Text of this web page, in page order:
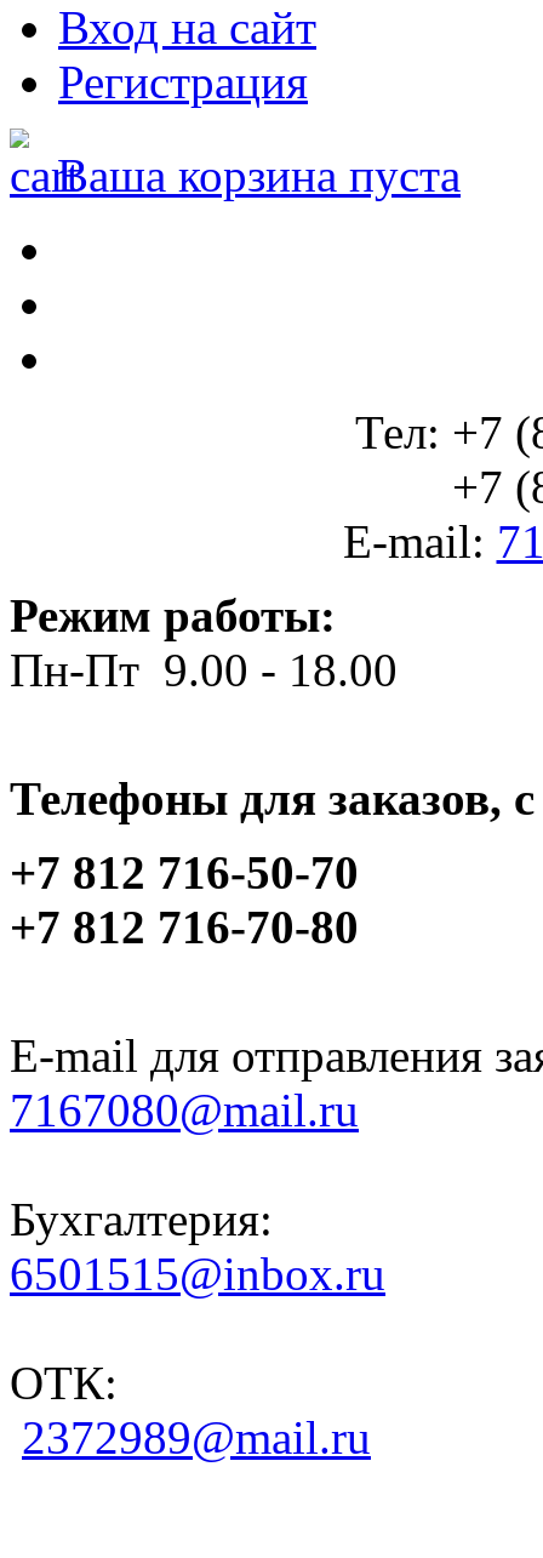
Вход на сайт
Регистрация
Ваша корзина пуста
Тел: +7
+7
E-mail:
Режим работы:
Пн-Пт 9.00 - 18.00
Телефоны для заказов,
+7 812 716-50-70
+7 812 716-70-80
E-mail для отправления
7167080@mail.ru
Бухгалтерия:
6501515@inbox.ru
ОТК:
2372989@mail.ru